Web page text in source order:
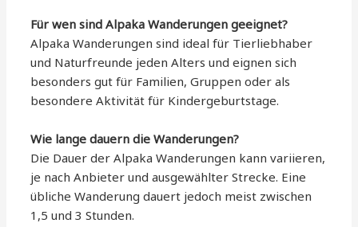
Für wen sind Alpaka Wanderungen geeignet?
Alpaka Wanderungen sind ideal für Tierliebhaber
und Naturfreunde jeden Alters und eignen sich
besonders gut für Familien, Gruppen oder als
besondere Aktivität für Kindergeburtstage.
Wie lange dauern die Wanderungen?
Die Dauer der Alpaka Wanderungen kann variieren,
je nach Anbieter und ausgewählter Strecke. Eine
übliche Wanderung dauert jedoch meist zwischen
1,5 und 3 Stunden.